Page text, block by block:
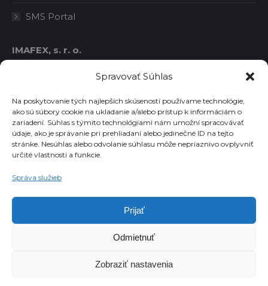
Spravovať Súhlas
Na poskytovanie tých najlepších skúseností používame technológie,
ako sú súbory cookie na ukladanie a/alebo prístup k informáciám o
zariadení. Súhlas s týmito technológiami nám umožní spracovávať
údaje, ako je správanie pri prehliadaní alebo jedinečné ID na tejto
stránke. Nesúhlas alebo odvolanie súhlasu môže nepriaznivo ovplyvniť
určité vlastnosti a funkcie.
Správa služieb
Prijať
Odmietnuť
Zobraziť nastavenia
SMS Portal
IMAFEX, s. r. o.
IČ DPH: SK2021763986
Chcete dostávať novinky emailom?
Email